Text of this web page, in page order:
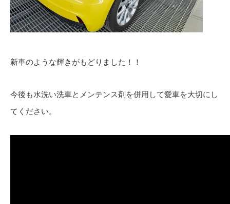
新車のような輝きがもどりました！！
今後も水洗い洗車とメンテンス剤を併用して愛車を大切にし
てください。